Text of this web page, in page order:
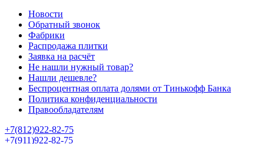
Новости
Обратный звонок
Фабрики
Распродажа плитки
Заявка на расчёт
Не нашли нужный товар?
Нашли дешевле?
Беспроцентная оплата долями от Тинькофф Банка
Политика конфиденциальности
Правообладателям
+7(812)922-82-75
+7(911)922-82-75